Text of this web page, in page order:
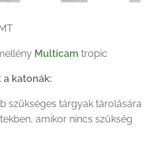
Multicam tropic
katonák:
szükséges tárgyak tárolására
amikor nincs szükség